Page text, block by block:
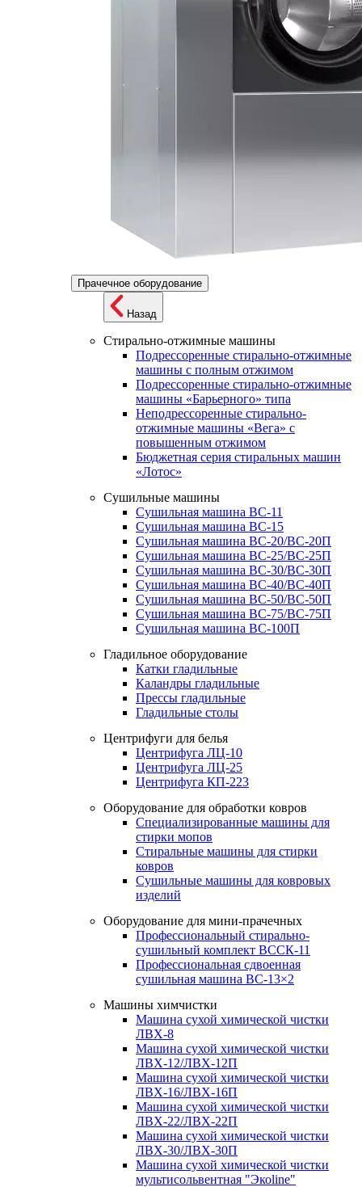
Прачечное оборудование
Назад
Стирально-отжимные машины
Подрессоренные стирально-отжимные
машины с полным отжимом
Подрессоренные стирально-отжимные
машины «Барьерного» типа
Неподрессоренные стирально-
отжимные машины «Вега» с
повышенным отжимом
Бюджетная серия стиральных машин
«Лотос»
Сушильные машины
Сушильная машина ВС-11
Сушильная машина ВС-15
Сушильная машина ВС-20/ВС-20П
Сушильная машина ВС-25/ВС-25П
Сушильная машина ВС-30/ВС-30П
Сушильная машина ВС-40/ВС-40П
Сушильная машина ВС-50/ВС-50П
Сушильная машина ВС-75/ВС-75П
Сушильная машина ВС-100П
Гладильное оборудование
Катки гладильные
Каландры гладильные
Прессы гладильные
Гладильные столы
Центрифуги для белья
Центрифуга ЛЦ-10
Центрифуга ЛЦ-25
Центрифуга КП-223
Оборудование для обработки ковров
Специализированные машины для
стирки мопов
Стиральные машины для стирки
ковров
Сушильные машины для ковровых
изделий
Оборудование для мини-прачечных
Профессиональный стирально-
сушильный комплект ВССК-11
Профессиональная сдвоенная
сушильная машина ВС-13×2
Машины химчистки
Машина сухой химической чистки
ЛВХ-8
Машина сухой химической чистки
ЛВХ-12/ЛВХ-12П
Машина сухой химической чистки
ЛВХ-16/ЛВХ-16П
Машина сухой химической чистки
ЛВХ-22/ЛВХ-22П
Машина сухой химической чистки
ЛВХ-30/ЛВХ-30П
Машина сухой химической чистки
мультисольвентная "Экоline"